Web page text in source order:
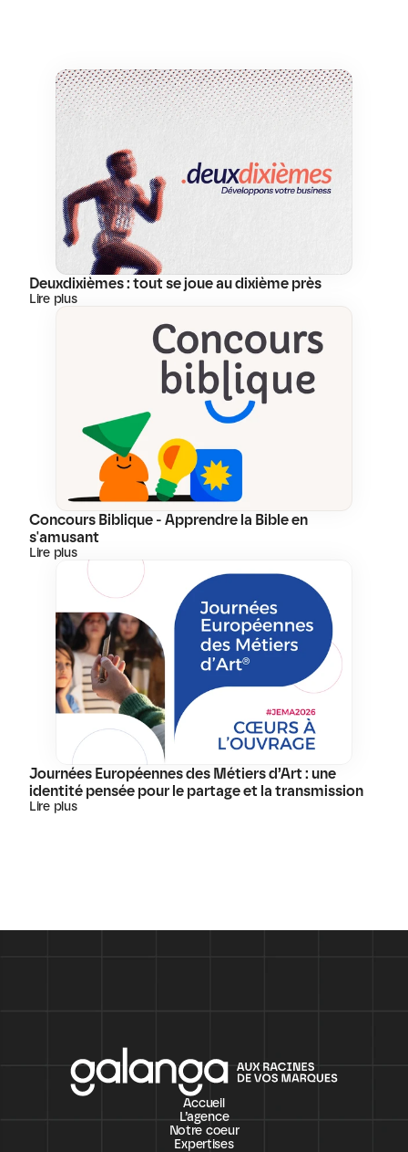
Deuxdixièmes : tout se joue au dixième près
Lire plus
Concours Biblique - Apprendre la Bible en
s'amusant
Lire plus
Journées Européennes des Métiers d’Art : une
identité pensée pour le partage et la transmission
Lire plus
Accueil
L’agence
Notre coeur
Expertises